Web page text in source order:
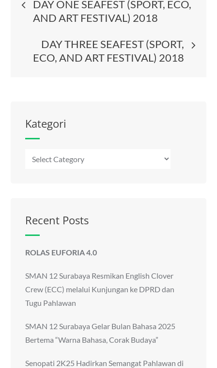
navigation
DAY ONE SEAFEST (SPORT, ECO,
AND ART FESTIVAL) 2018
DAY THREE SEAFEST (SPORT,
ECO, AND ART FESTIVAL) 2018
Kategori
Kategori
Recent Posts
ROLAS EUFORIA 4.0
SMAN 12 Surabaya Resmikan English Clover
Crew (ECC) melalui Kunjungan ke DPRD dan
Tugu Pahlawan
SMAN 12 Surabaya Gelar Bulan Bahasa 2025
Bertema “Warna Bahasa, Corak Budaya”
Senopati 2K25 Hadirkan Semangat Pahlawan di